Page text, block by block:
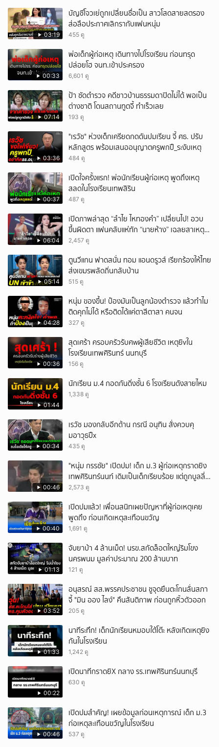
03:19
บัญชีโจวเย่ถูกเปลี่ยนชื่อเป็น สาวโสดสายสตรอง
ส่อลือประกาศเลิกรากับแฟนหนุ่ม
455 ดู
00:33
พ่อเด็กผู้ก่อเหตุ เดินทางไปโรงเรียน ก่อนทรุด
ปล่อยโฮ จนท.เข้าประครอง
6,601 ดู
07:14
ป้า ซัดตำรวจ คดีชาวบ้านธรรมดาปิดไม่ได้ พอเป็น
ต่างชาติ โดนสถานทูตจี้ ทำเร็วเลย
193 ดู
03:36
"เรวัช" ห่วงเด็กเครียดกดดันปมเรียน จี้ ศธ. ปรับ
หลักสูตร พร้อมเสนออนุญาตครูพกปื_ระงับเหตุ
484 ดู
00:37
เปิดใจครั้งแรก! พ่อนักเรียนผู้ก่อเหตุ พูดถึงเหตุ
สลดในโรงเรียนเทพสิริน
487 ดู
06:04
เปิดภาพล่าสุด “ลำไย ไหทองคำ” เปลี่ยนไป! อวบ
ขึ้นผิดตา แฟนคลับแห่ทัก “นายห้าง” เฉลยสาเหตุ
ชัด!
2,457 ดู
05:14
ตูนวีแกน ฟาดสนั่น ทอม แอนดรูวส์ เรียกร้องให้ไทย
ส่งเขมรพลัดถิ่นกลับบ้าน
515 ดู
04:28
หนุ่ม ของขึ้น! ป๋องมันเป็นลูกน้องตำรวจ แล้วทำไม
ติดคุกไม่ได้ หรือติดได้แค่ตาสีตาสา คนจน
327 ดู
00:36
สุดเศร้า ครอบครัวรับศwผู้เสียชีวิต เหตุยิvใน
โรงเรียนเทพศิรินทร์ นนทบุรี
156 ดู
01:44
นักเรียน ม.4 กอดกันดิ่งชั้น 6 โรงเรียนดังสายไหม
1,338 ดู
00:34
เรวัช มองกลับอีกด้าน กรณี อนุทิน สั่งควบคุ
มอาวุธปืx
435 ดู
00:46
"หนุ่ม กรรชัย" เปิดปม! เด็ก ม.3 ผู้ก่อเหตุกราดยิง
เทพศิรินทร์นนท์ เดิมเป็นเด็กเรียบร้อย แต่ถูกบูลลี่
หนัก คาดแรงกดดันสะสมกลายเป็นแรงแค้น จนก่อ
2,573 ดู
00:40
เปิดปมแล้ว! เพื่อนสนิทเผยปัญหาที่ผู้ก่อเหตุเคย
พูดถึง ก่อนเกิดเหตุสะเทือนขวัญ
1,691 ดู
01:13
จับยาบ้า 4 ล้านเม็ด! นรข.สกัดล็อตใหญ่ริมโขง
นครพนม มูลค่าประมาณ 200 ล้านบาท
121 ดู
03:52
อนุสรณ์ สส.พรรคประชาชน ชูจุดยืนตะโกนลั่นสภา
จี้ "มิน ออง ไลง์" คืนสันติภาพ ก่อนถูกหิ้วตัวออก
205 ดู
01:33
นาทีระทึก! เด็กนักเรียนหมอบใต้โต๊ะ หลังเกิดเหตุยิง
กันในโรงเรียน
1,242 ดู
00:22
เปิดนาทีกราดยิX กลาง รร.เทพศิรินทร์นนทบุรี
630 ดู
00:46
เปิดปมสำคัญ! เผยข้อมูลก่อนเหตุการณ์ เด็ก ม.3
ก่อเหตุสะเทือนขวัญในโรงเรียน
537 ดู